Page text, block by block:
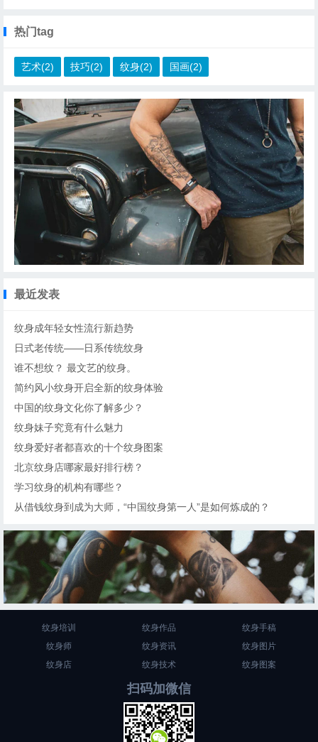
热门tag
艺术(2) 技巧(2) 纹身(2) 国画(2)
最近发表
纹身成年轻女性流行新趋势
日式老传统——日系传统纹身
谁不想纹？ 最文艺的纹身。
简约风小纹身开启全新的纹身体验
中国的纹身文化你了解多少？
纹身妹子究竟有什么魅力
纹身爱好者都喜欢的十个纹身图案
北京纹身店哪家最好排行榜？
学习纹身的机构有哪些？
从借钱纹身到成为大师，“中国纹身第一人”是如何炼成的？
纹身培训
纹身师
纹身店
纹身作品
纹身资讯
纹身技术
纹身手稿
纹身图片
纹身图案
扫码加微信